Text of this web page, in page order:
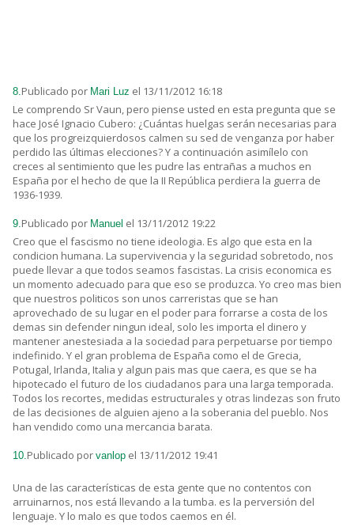
8.Publicado por Mari Luz el 13/11/2012 16:18
Le comprendo Sr Vaun, pero piense usted en esta pregunta que se
hace José Ignacio Cubero: ¿Cuántas huelgas serán necesarias para
que los progreizquierdosos calmen su sed de venganza por haber
perdido las últimas elecciones? Y a continuación asimílelo con
creces al sentimiento que les pudre las entrañas a muchos en
España por el hecho de que la II República perdiera la guerra de
1936-1939.
9.Publicado por Manuel el 13/11/2012 19:22
Creo que el fascismo no tiene ideologia. Es algo que esta en la
condicion humana. La supervivencia y la seguridad sobretodo, nos
puede llevar a que todos seamos fascistas. La crisis economica es
un momento adecuado para que eso se produzca. Yo creo mas bien
que nuestros politicos son unos carreristas que se han
aprovechado de su lugar en el poder para forrarse a costa de los
demas sin defender ningun ideal, solo les importa el dinero y
mantener anestesiada a la sociedad para perpetuarse por tiempo
indefinido. Y el gran problema de España como el de Grecia,
Potugal, Irlanda, Italia y algun pais mas que caera, es que se ha
hipotecado el futuro de los ciudadanos para una larga temporada.
Todos los recortes, medidas estructurales y otras lindezas son fruto
de las decisiones de alguien ajeno a la soberania del pueblo. Nos
han vendido como una mercancia barata.
10.Publicado por vanlop el 13/11/2012 19:41
Una de las características de esta gente que no contentos con
arruinarnos, nos está llevando a la tumba. es la perversión del
lenguaje. Y lo malo es que todos caemos en él.